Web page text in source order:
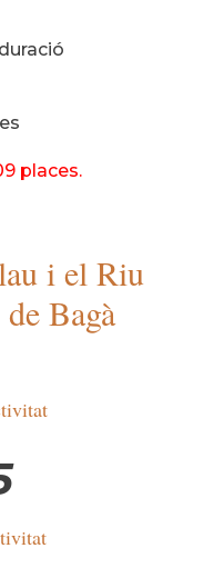
places.
i el Riu
Bagà